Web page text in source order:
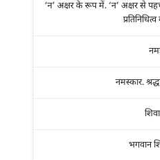
‘न’ अक्षर के रूप में. ‘न’ अक्षर से
नमस्कार.
भगवान